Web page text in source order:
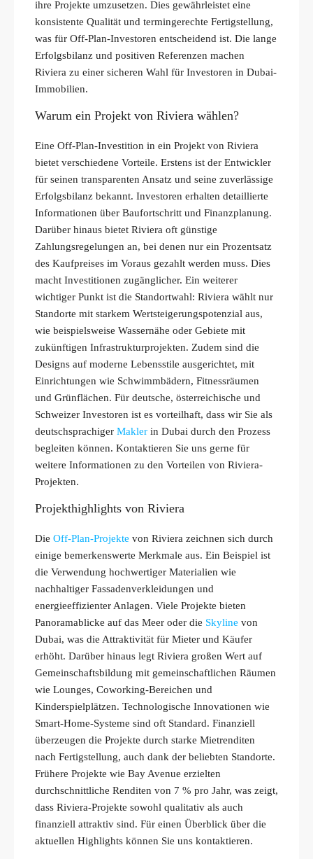
ihre Projekte umzusetzen. Dies gewährleistet eine
konsistente Qualität und termingerechte Fertigstellung,
was für Off-Plan-Investoren entscheidend ist. Die lange
Erfolgsbilanz und positiven Referenzen machen
Riviera zu einer sicheren Wahl für Investoren in Dubai-
Immobilien.
Warum ein Projekt von Riviera wählen?
Eine Off-Plan-Investition in ein Projekt von Riviera
bietet verschiedene Vorteile. Erstens ist der Entwickler
für seinen transparenten Ansatz und seine zuverlässige
Erfolgsbilanz bekannt. Investoren erhalten detaillierte
Informationen über Baufortschritt und Finanzplanung.
Darüber hinaus bietet Riviera oft günstige
Zahlungsregelungen an, bei denen nur ein Prozentsatz
des Kaufpreises im Voraus gezahlt werden muss. Dies
macht Investitionen zugänglicher. Ein weiterer
wichtiger Punkt ist die Standortwahl: Riviera wählt nur
Standorte mit starkem Wertsteigerungspotenzial aus,
wie beispielsweise Wassernähe oder Gebiete mit
zukünftigen Infrastrukturprojekten. Zudem sind die
Designs auf moderne Lebensstile ausgerichtet, mit
Einrichtungen wie Schwimmbädern, Fitnessräumen
und Grünflächen. Für deutsche, österreichische und
Schweizer Investoren ist es vorteilhaft, dass wir Sie als
deutschsprachiger Makler in Dubai durch den Prozess
begleiten können. Kontaktieren Sie uns gerne für
weitere Informationen zu den Vorteilen von Riviera-
Projekten.
Projekthighlights von Riviera
Die Off-Plan-Projekte von Riviera zeichnen sich durch
einige bemerkenswerte Merkmale aus. Ein Beispiel ist
die Verwendung hochwertiger Materialien wie
nachhaltiger Fassadenverkleidungen und
energieeffizienter Anlagen. Viele Projekte bieten
Panoramablicke auf das Meer oder die Skyline von
Dubai, was die Attraktivität für Mieter und Käufer
erhöht. Darüber hinaus legt Riviera großen Wert auf
Gemeinschaftsbildung mit gemeinschaftlichen Räumen
wie Lounges, Coworking-Bereichen und
Kinderspielplätzen. Technologische Innovationen wie
Smart-Home-Systeme sind oft Standard. Finanziell
überzeugen die Projekte durch starke Mietrenditen
nach Fertigstellung, auch dank der beliebten Standorte.
Frühere Projekte wie Bay Avenue erzielten
durchschnittliche Renditen von 7 % pro Jahr, was zeigt,
dass Riviera-Projekte sowohl qualitativ als auch
finanziell attraktiv sind. Für einen Überblick über die
aktuellen Highlights können Sie uns kontaktieren.